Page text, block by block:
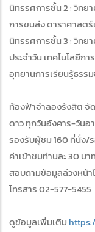
นิทรรศการชั้น 2 : วิทย
การขนส่ง ดาราศาสต
นิทรรศการชั้น 3 : วิทย
ประจำวัน เทคโนโลยีก
อุทยานการเรียนรู้ธรร
ท้องฟ้าจำลองรังสิต จั
ดาว ทุกวันอังคาร-วันอ
รองรับผู้ชม 160 ที่นั่ง/
ค่าเข้าชมท่านละ 30 บาท
สอบถามข้อมูลล่วงหน้
โทรสาร 02-577-5455
ดูข้อมูลเพิ่มเติม